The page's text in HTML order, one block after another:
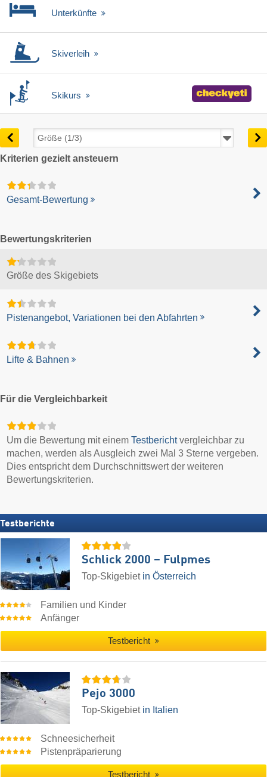
Unterkünfte
Skiverleih
Skikurs
Kriterien gezielt ansteuern
Gesamt-Bewertung
Bewertungskriterien
Größe des Skigebiets
Pistenangebot, Variationen bei den Abfahrten
Lifte & Bahnen
Für die Vergleichbarkeit
Um die Bewertung mit einemTestberichtvergleichbar zu
machen, werden als Ausgleich zwei Mal 3 Sterne vergeben.
Dies entspricht dem Durchschnittswert der weiteren
Bewertungskriterien.
Testberichte
Schlick 2000 – Fulpmes
Top-Skigebiet in Österreich
Familien und Kinder
Anfänger
Testbericht
Pejo 3000
Top-Skigebiet in Italien
Schneesicherheit
Pistenpräparierung
Testbericht